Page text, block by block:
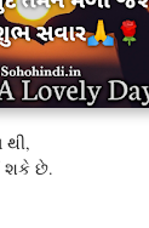
થી,
શકે છે.